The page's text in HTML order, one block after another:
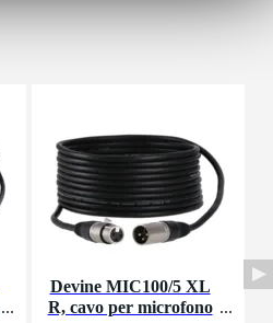
Devine MIC100/5 XL
R, cavo per microfono